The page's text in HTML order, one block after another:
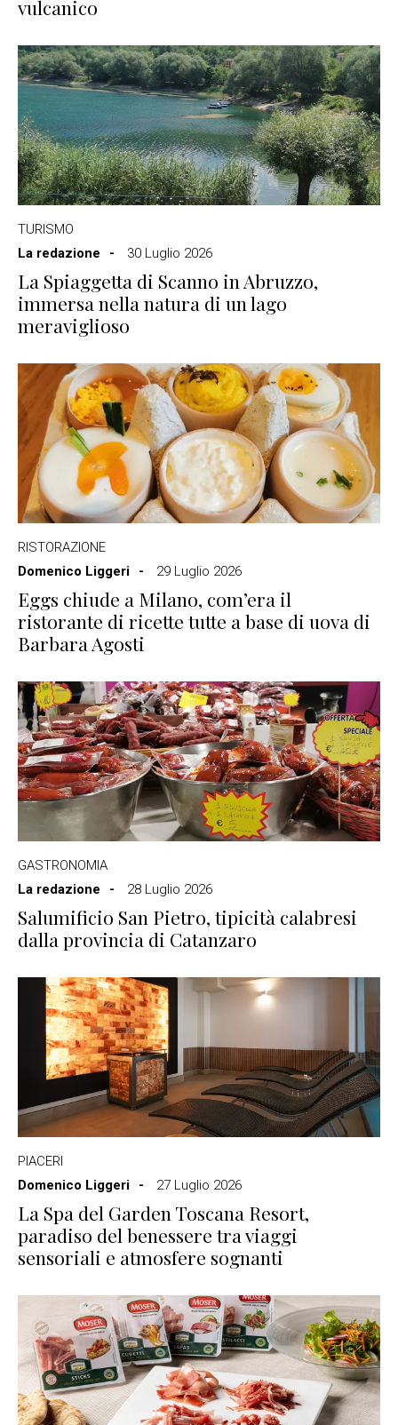
vulcanico
TURISMO
La redazione
30 Luglio 2026
La Spiaggetta di Scanno in Abruzzo,
immersa nella natura di un lago
meraviglioso
RISTORAZIONE
Domenico Liggeri
29 Luglio 2026
Eggs chiude a Milano, com’era il
ristorante di ricette tutte a base di uova di
Barbara Agosti
GASTRONOMIA
La redazione
28 Luglio 2026
Salumificio San Pietro, tipicità calabresi
dalla provincia di Catanzaro
PIACERI
Domenico Liggeri
27 Luglio 2026
La Spa del Garden Toscana Resort,
paradiso del benessere tra viaggi
sensoriali e atmosfere sognanti